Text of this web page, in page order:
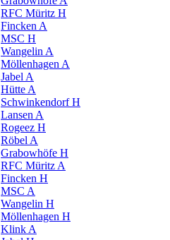
RFC Müritz H
Fincken A
MSC H
Wangelin A
Möllenhagen A
Jabel A
Hütte A
Schwinkendorf H
Lansen A
Rogeez H
Röbel A
Grabowhöfe H
RFC Müritz A
Fincken H
MSC A
Wangelin H
Möllenhagen H
Klink A